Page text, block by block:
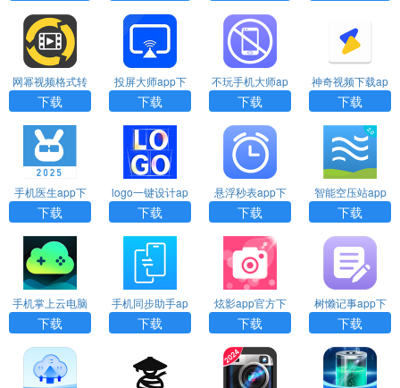
网幂视频格式转
换器app下载
下载
投屏大师app下
载
下载
不玩手机大师ap
p下载
下载
神奇视频下载ap
p下载
下载
手机医生app下
载
下载
logo一键设计ap
p下载
下载
悬浮秒表app下
载安装
下载
智能空压站app
下载
下载
手机掌上云电脑
下载
下载
手机同步助手ap
p官方正版下载
下载
炫影app官方下
载
下载
树懒记事app下
载安装
下载